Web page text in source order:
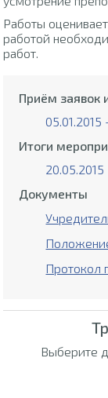
Работы
работой
работ.
Приём заявок
05.01.2015
Итоги
20.05.2015
Документы
Протокол
Выберите